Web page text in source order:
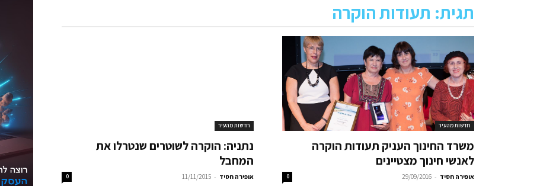
תגית: תעודות הוקרה
חדשות מהעיר
משרד החינוך העניק תעודות הוקרה
לאנשי חינוך מצטיינים
אופירה חסיד -
29/09/2016
0
חדשות מהעיר
נתניה: הוקרה לשוטרים שנטרלו את
המחבל
אופירה חסיד -
11/11/2015
0